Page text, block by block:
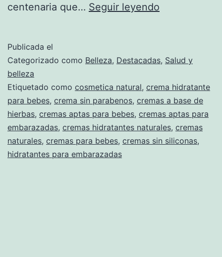
centenaria que… Seguir leyendo
a
de
7
hierbas
para
Publicada el
Categorizado como Belleza, Destacadas, Salud y
belleza
Etiquetado como cosmetica natural, crema hidratante
para bebes, crema sin parabenos, cremas a base de
hierbas, cremas aptas para bebes, cremas aptas para
embarazadas, cremas hidratantes naturales, cremas
naturales, cremas para bebes, cremas sin siliconas,
hidratantes para embarazadas